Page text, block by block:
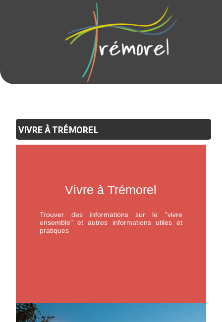
VIVRE À TRÉMOREL
Vivre à Trémorel
Trouver des informations sur le "vivre
ensemble" et autres informations utiles et
pratiques